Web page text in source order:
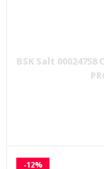
BSK Salt
-12%